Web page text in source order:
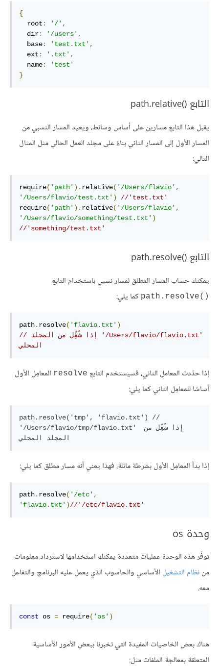
{
  root
: '/' ,
  dir
: '/users' ,
  base
: 'test.txt' ,
  ext
: '.txt' ,
  name
:
'test'
}
التابع path.relative()‎
يقبل هذا التابع مسارين على أساس وسائط، ويعيد المسار النسبي من
المسار الأول إلى المسار الثاني بناءً على مجلد العمل الحالي مثل المثال
التالي:
require( 'path' ). relative( '/Users/flavio' ,
'/Users/flavio/test.txt' )
//'test.txt'
require( 'path' ). relative( '/Users/flavio' ,
'/Users/flavio/something/test.txt' )
//'something/test.txt'
التابع path.resolve()‎
يمكنك حساب المسار المطلق لمسار نسبي باستخدام التابع
path.resolve()‎ كما يلي:
path. resolve( 'flavio.txt' )
//‫'‎/Users/flavio/flavio.txt' إذا شُغِّل من المجلد
المحلي
إذا حدّدت المعامل الثاني، فسيستخدم التابع resolve المعامِل الأول
أساسًا للمعامِل الثاني كما يلي:
path.resolve('tmp', 'flavio.txt') //
'/Users/flavio/tmp/flavio.txt' إذا شُغِّل من
إذا بدأ المعامِل الأول بشرطة مائلة، فهذا يعني أنه مسار مطلق كما يلي:
path. resolve( '/etc' ,
'flavio.txt' )//'/etc/flavio.txt'
وحدة os
توفِّر هذه الوحدة عمليات متعددة يمكنك استخدامها لاسترداد معلومات
مننظام التشغيل الأساسي والحاسوب الذي يعمل عليه البرنامج والتفاعل
معه.
const os = require( 'os' )
هناك بعض الخاصيات المفيدة التي تخبرنا ببعض الأمور الأساسية
المتعلقة بمعالجة الملفات مثل: